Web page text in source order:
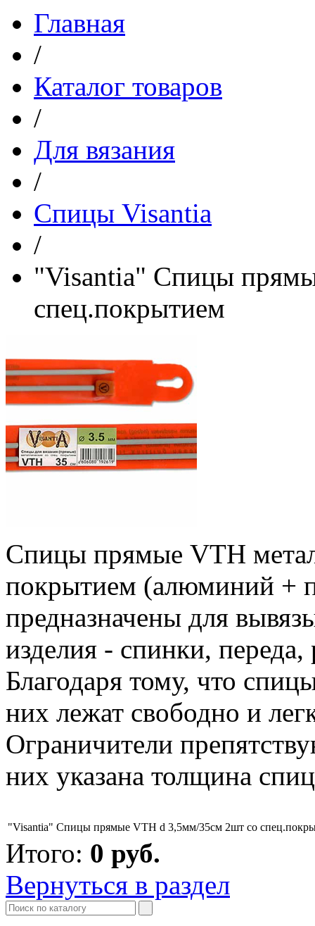
Главная
/
Каталог товаров
/
Для вязания
/
Спицы Visantia
/
"Visantia" Спицы
спец.покрытием
Спицы прямые VTH
покрытием (алюминий +
предназначены для
изделия - спинки,
Благодаря тому, что
них лежат свободно и
Ограничители
них указана толщина
"Visantia" Спицы прямые VTH d 3,5мм/35см 2шт со
Итого: 0 руб.
Вернуться в раздел